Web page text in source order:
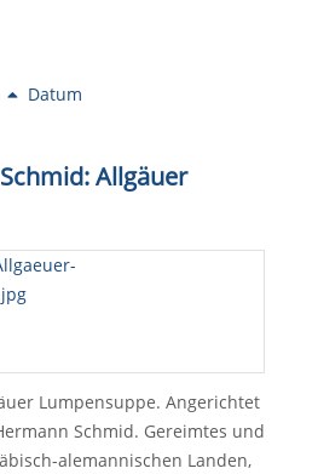
Datum
Allgäuer
Lumpensuppe. Angerichtet
Schmid. Gereimtes und
alemannischen Landen,